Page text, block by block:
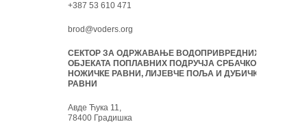
+387 53 610 471
brod@voders.org
СЕКТОР ЗА ОДРЖАВАЊЕ ВОДОПРИВРЕДНИХ
ОБЈЕКАТА ПОПЛАВНИХ ПОДРУЧЈА СРБАЧКО-
НОЖИЧКЕ РАВНИ, ЛИЈЕВЧЕ ПОЉА И ДУБИЧКЕ
РАВНИ
Авде Ћука 11,
78400 Градишка